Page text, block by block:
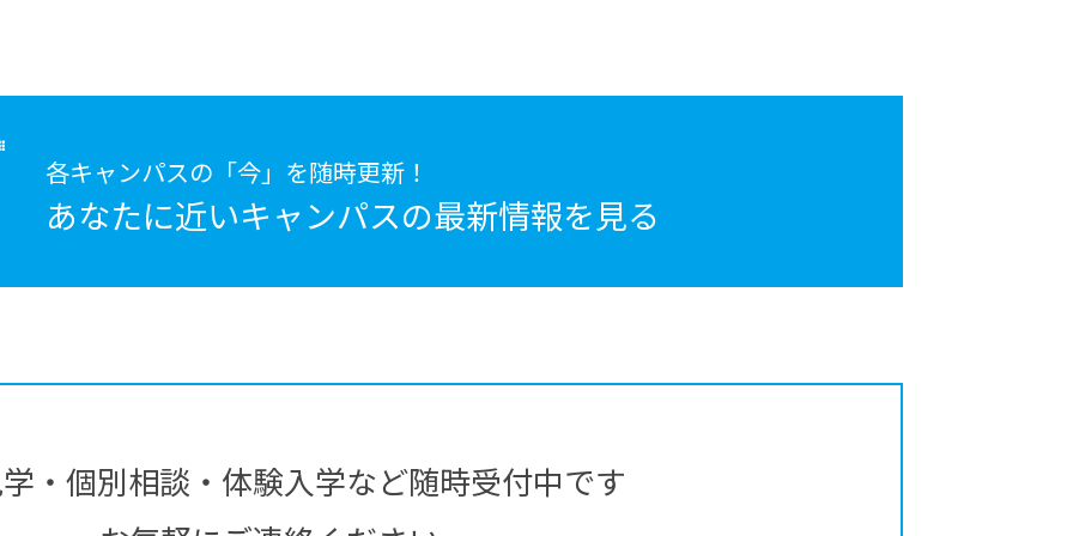
各キャンパスの「今」を随時更新！
あなたに近いキャンパスの最新情報を見る
・個別相談・体験入学など随時受付中です